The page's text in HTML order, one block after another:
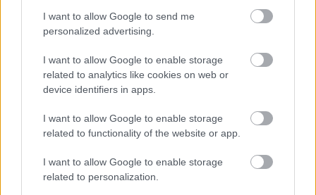
I want to allow Google to send me
personalized advertising.
I want to allow Google to enable storage
related to analytics like cookies on web or
device identifiers in apps.
I want to allow Google to enable storage
related to functionality of the website or app.
I want to allow Google to enable storage
related to personalization.